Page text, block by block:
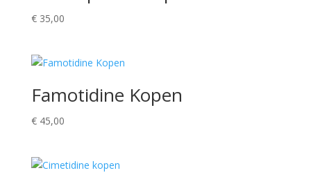
€35,00
Famotidine Kopen
€45,00